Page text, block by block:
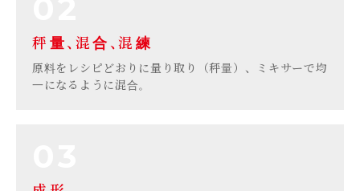
秤量、混合 、混練
原料をレシピどおりに量り取り（秤量）、ミキサーで均
一になるように混合。